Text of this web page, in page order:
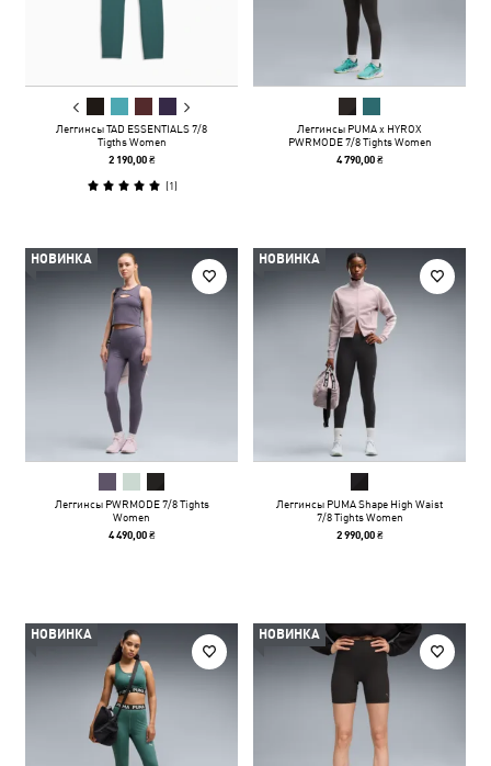
Леггинсы TAD ESSENTIALS 7/8
Tigths Women
2 190,00 ₴
(1)
Леггинсы PUMA x HYROX
PWRMODE 7/8 Tights Women
4 790,00 ₴
НОВИНКА
Леггинсы PWRMODE 7/8 Tights
Women
4 490,00 ₴
НОВИНКА
Леггинсы PUMA Shape High Waist
7/8 Tights Women
2 990,00 ₴
НОВИНКА НОВИНКА